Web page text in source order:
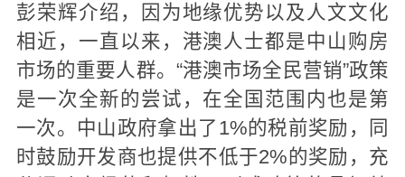
彭荣辉介绍，因为地缘优势以及人文文化
相近，一直以来，港澳人士都是中山购房
市场的重要人群。“港澳市场全民营销”政策
是一次全新的尝试，在全国范围内也是第
一次。中山政府拿出了1%的税前奖励，同
时鼓励开发商也提供不低于2%的奖励，充